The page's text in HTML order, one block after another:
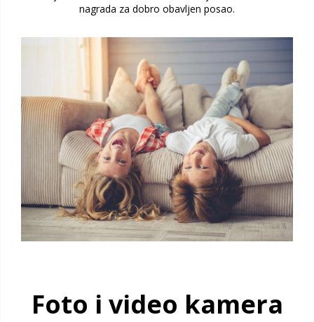
nagrada za dobro obavljen posao.
Foto i video kamera